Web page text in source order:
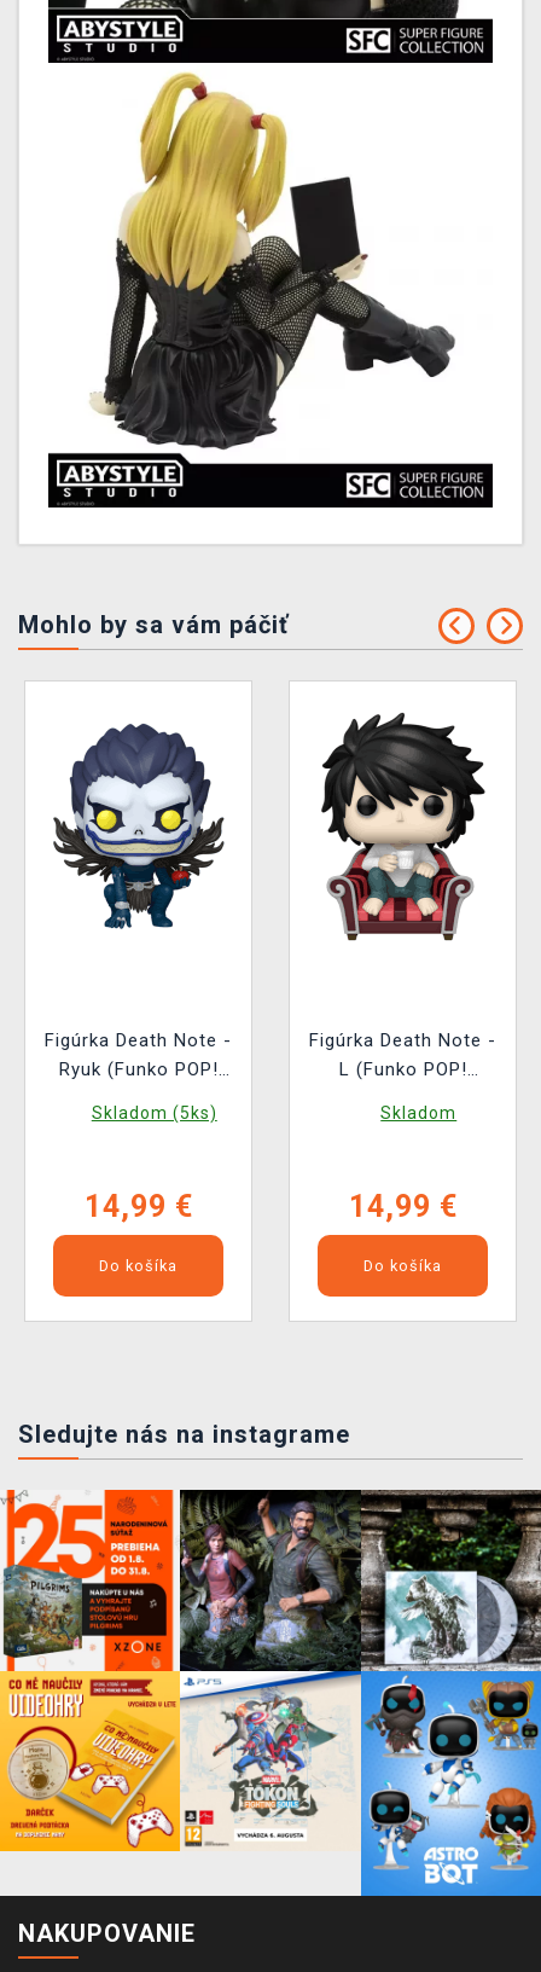
Mohlo by sa vám páčiť
Figúrka Death Note -
Ryuk (Funko POP!
Skladom (5ks)
14,99 €
Do košíka
Figúrka Death Note -
L (Funko POP!
Skladom
14,99 €
Do košíka
Sledujte nás na instagrame
NAKUPOVANIE